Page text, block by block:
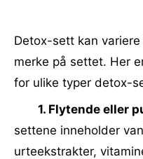
Detox-sett kan
merke på settet. Her
for ulike typer detox-
1. Flytende eller
settene inneholder
urteekstrakter,